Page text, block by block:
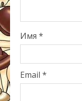
Имя *
Email *